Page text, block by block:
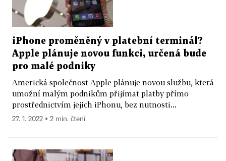
iPhone proměněný v platební terminál?
Apple plánuje novou funkci, určená bude
pro malé podniky
Americká společnost Apple plánuje novou službu, která
umožní malým podnikům přijímat platby přímo
prostřednictvím jejich iPhonu, bez nutnosti...
27. 1. 2022 ▪ 2 min. čtení